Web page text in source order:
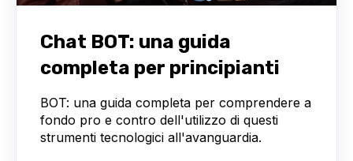
Chat BOT: una guida
completa per principianti
BOT: una guida completa per comprendere a
fondo pro e contro dell'utilizzo di questi
strumenti tecnologici all'avanguardia.